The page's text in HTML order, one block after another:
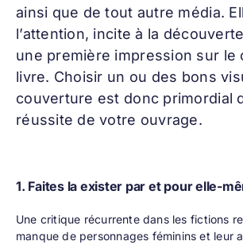
ainsi que de tout autre média.
l’attention, incite à la
une première impression sur le
livre. Choisir un ou des bons
couverture est donc primordial
réussite de votre ouvrage.
1. Faites la exister par et pour elle-
Une critique récurrente dans les fictions
manque de personnages féminins et leur